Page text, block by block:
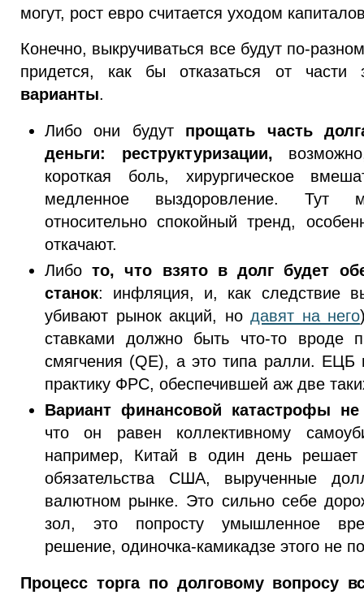
могут, рост евро считается уходом
Конечно, выкручиваться все будут по-
придется, как бы отказаться от части
варианты.
Либо они будут прощать часть
деньги: реструктуризации,
короткая боль, хирургическое
медленное выздоровление. Тут
относительно спокойный тренд,
откачают.
Либото, что взято в долг будет
станок: инфляция, и, как следствие
убивают рынок акций, но давят на него
ставками должно быть что-то вроде
смягчения (QE), а это типа ралли. ЕЦБ
практику ФРС, обеспечившей аж две
Вариант финансовой катастрофы не
что он равен коллективному
например, Китай в один день решает
обязательства США, вырученные
валютном рынке. Это сильно себе
зол, это попросту умышленное
решение, одиночка-камикадзе этого не
Процесс торга по долговому вопросу